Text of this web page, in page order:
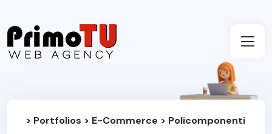
> Portfolios > E-Commerce > Policomponenti